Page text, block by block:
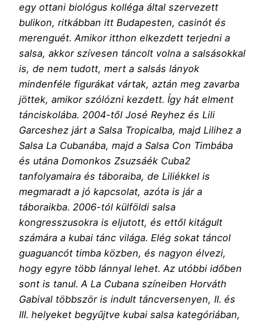
egy ottani biológus kolléga által szervezett
bulikon, ritkábban itt Budapesten, casinót és
merenguét. Amikor itthon elkezdett terjedni a
salsa, akkor szívesen táncolt volna a salsásokkal
is, de nem tudott, mert a salsás lányok
mindenféle figurákat vártak, aztán meg zavarba
jöttek, amikor szólózni kezdett. Így hát elment
tánciskolába. 2004-től José Reyhez és Lili
Garceshez járt a Salsa Tropicalba, majd Lilihez a
Salsa La Cubanába, majd a Salsa Con Timbába
és utána Domonkos Zsuzsáék Cuba2
tanfolyamaira és táboraiba, de Liliékkel is
megmaradt a jó kapcsolat, azóta is jár a
táboraikba. 2006-tól külföldi salsa
kongresszusokra is eljutott, és ettől kitágult
számára a kubai tánc világa. Elég sokat táncol
guaguancót timba közben, és nagyon élvezi,
hogy egyre több lánnyal lehet. Az utóbbi időben
sont is tanul. A La Cubana színeiben Horváth
Gabival többször is indult táncversenyen, II. és
III. helyeket begyűjtve kubai salsa kategóriában,